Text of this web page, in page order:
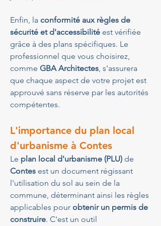
Enfin, la conformité aux règles de
sécurité et d'accessibilité est vérifiée
grâce à des plans spécifiques. Le
professionnel que vous choisirez,
comme GBA Architectes, s'assurera
que chaque aspect de votre projet est
approuvé sans réserve par les autorités
compétentes.
L'importance du plan local
d'urbanisme à Contes
Le plan local d'urbanisme (PLU) de
Contes est un document régissant
l'utilisation du sol au sein de la
commune, déterminant ainsi les règles
applicables pour obtenir un permis de
construire. C'est un outil